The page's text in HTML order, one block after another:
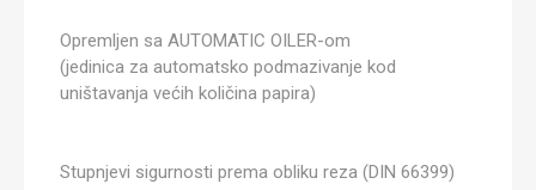
Opremljen sa AUTOMATIC OILER-om
(jedinica za automatsko podmazivanje kod
uništavanja većih količina papira)
Stupnjevi sigurnosti prema obliku reza (DIN 66399)